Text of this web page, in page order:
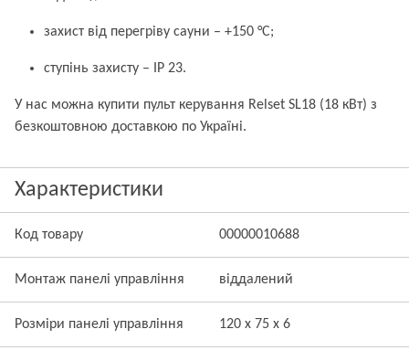
захист від перегріву сауни – +150 °C;
ступінь захисту – IP 23.
У нас можна купити пульт керування Relset SL18 (18 кВт) з
безкоштовною доставкою по Україні.
Характеристики
Код товару 00000010688
Монтаж панелі управління віддалений
Розміри панелі управління 120 х 75 х 6